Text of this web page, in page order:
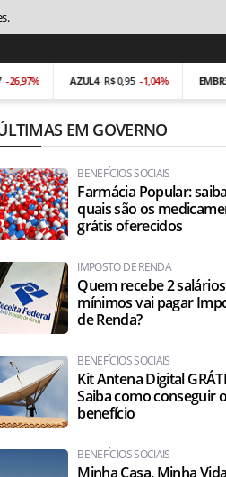
AZUL4 R$ 0,95 -1,04% EMBR3 R$
EM GOVERNO
BENEFÍCIOS SOCIAIS
Farmácia Popular: saiba
quais são os
grátis oferecidos
IMPOSTO DE RENDA
Quem recebe 2 salários
mínimos vai pagar
de Renda?
BENEFÍCIOS SOCIAIS
Kit Antena Digital
Saiba como conseguir o
benefício
BENEFÍCIOS SOCIAIS
Minha Casa, Minha Vida